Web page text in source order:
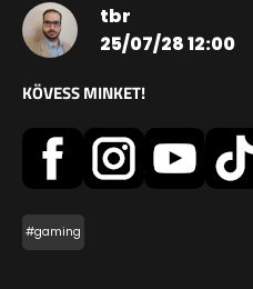
tbr
25/07/28 12:00
KÖVESS MINKET!
#gaming